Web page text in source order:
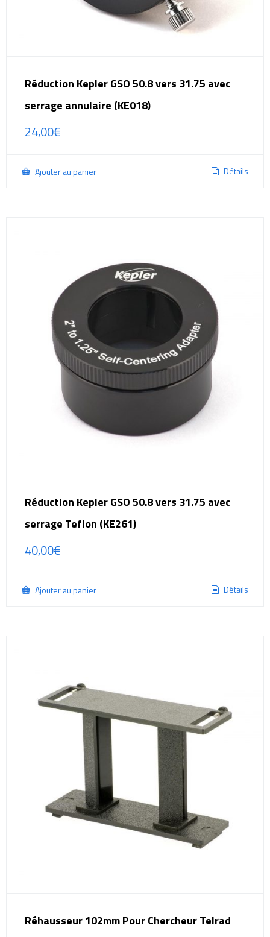
Réduction Kepler GSO 50.8 vers 31.75 avec
serrage annulaire (KE018)
24,00€
Ajouter au panier Détails
Réduction Kepler GSO 50.8 vers 31.75 avec
serrage Teflon (KE261)
40,00€
Ajouter au panier Détails
Réhausseur 102mm Pour Chercheur Telrad